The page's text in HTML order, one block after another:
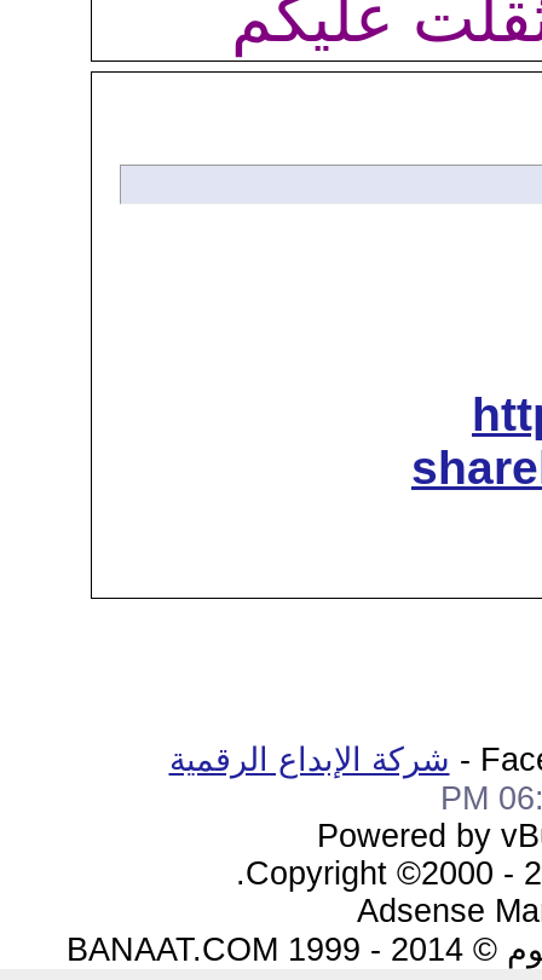
الرقمية